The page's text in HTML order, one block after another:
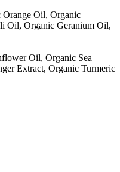
Orange Oil, Organic
Oil, Organic Geranium Oil,
Oil, Organic Sea
Extract, Organic Turmeric